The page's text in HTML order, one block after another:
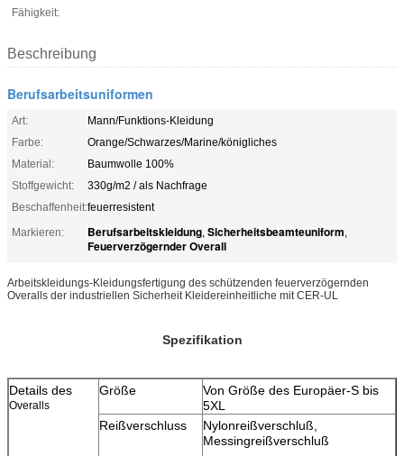
Fähigkeit:
Beschreibung
Berufsarbeitsuniformen
Art:
Mann/Funktions-Kleidung
Farbe:
Orange/Schwarzes/Marine/königliches
Material:
Baumwolle 100%
Stoffgewicht:
330g/m2 / als Nachfrage
Beschaffenheit:feuerresistent
Markieren:
Berufsarbeitskleidung, Sicherheitsbeamteuniform,
Feuerverzögernder Overall
Arbeitskleidungs-Kleidungsfertigung des schützenden feuerverzögernden
Overalls der industriellen Sicherheit Kleidereinheitliche mit CER-UL
Spezifikation
Details des
Overalls
Größe
Von Größe des Europäer-S bis
5XL
Reißverschluss
Nylonreißverschluß,
Messingreißverschluß